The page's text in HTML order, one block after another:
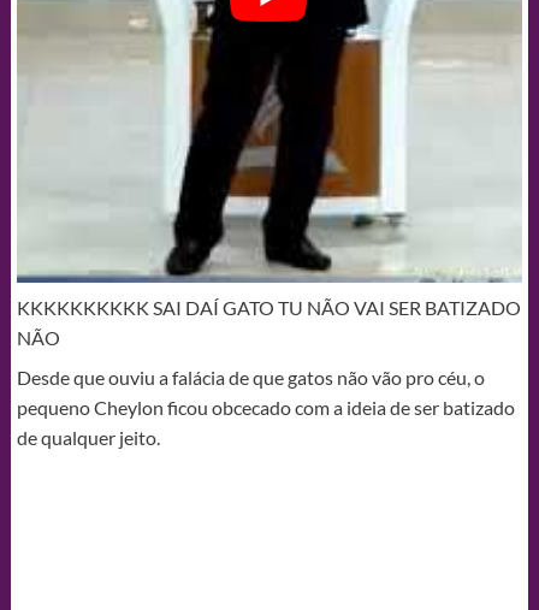
KKKKKKKKKK SAI DAÍ GATO TU NÃO VAI SER BATIZADO
NÃO
Desde que ouviu a falácia de que gatos não vão pro céu, o
pequeno Cheylon ficou obcecado com a ideia de ser batizado
de qualquer jeito.